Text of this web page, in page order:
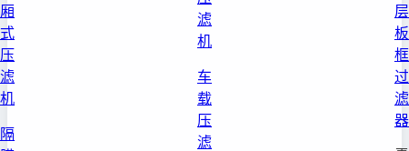
厢
式
压
滤
机
隔
滤
机
车
载
压
滤
层
板
框
过
滤
器